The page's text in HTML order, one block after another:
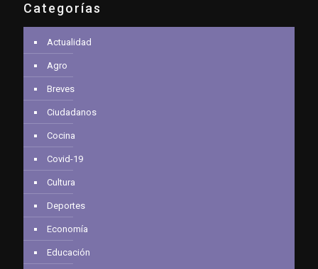
Categorías
Actualidad
Agro
Breves
Ciudadanos
Cocina
Covid-19
Cultura
Deportes
Economía
Educación